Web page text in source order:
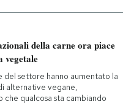
della carne ora piace
vegetale
del settore hanno aumentato la
alternative vegane,
che qualcosa sta cambiando